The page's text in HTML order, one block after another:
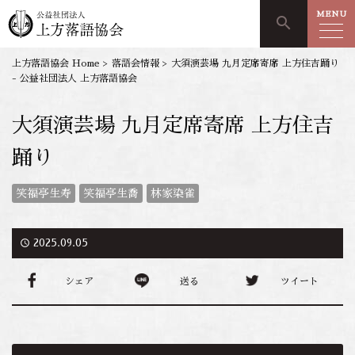
search MENU
上方落語協会 Home > 落語会情報 > 大須演芸場 九月定席寄席 上方住吉踊り
- 公益社団法人 上方落語協会
大須演芸場 九月定席寄席 上方住吉
踊り
笑福亭生寿 笑福亭生喬 林家染雀
access_time 2025.09.05
シェア 送る ツイート